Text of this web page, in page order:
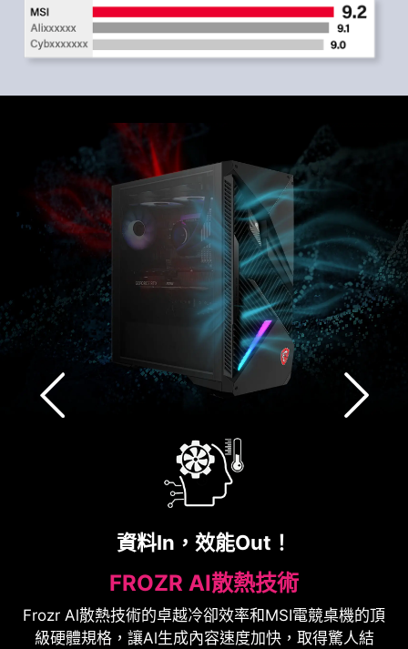
資料In，效能Out！
FROZR AI散熱技術
Frozr Al散熱技術的卓越冷卻效率和MSI電競桌機的頂
級硬體規格，讓Al生成內容速度加快，取得驚人結